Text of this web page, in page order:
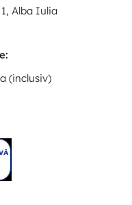
Alba Iulia
(inclusiv)